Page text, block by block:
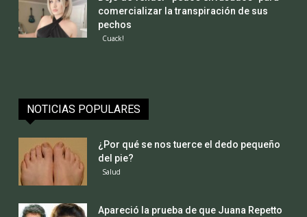
comercializar la transpiración de sus
pechos
Cuack!
NOTICIAS POPULARES
¿Por qué se nos tuerce el dedo pequeño
del pie?
Salud
Apareció la prueba de que Juana Repetto